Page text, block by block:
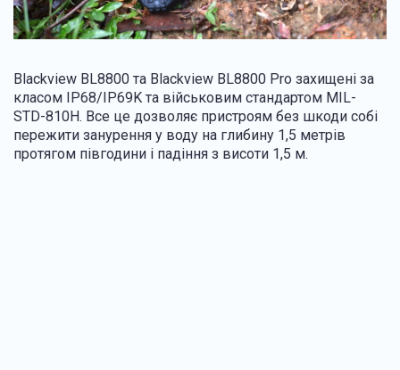
Blackview BL8800 та Blackview BL8800 Pro захищені за
класом IP68/IP69K та військовим стандартом MIL-
STD-810H. Все це дозволяє пристроям без шкоди собі
пережити занурення у воду на глибину 1,5 метрів
протягом півгодини і падіння з висоти 1,5 м.